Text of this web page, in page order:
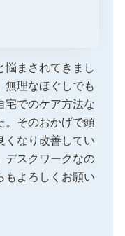
悩まされてきまし
無理なほぐしでも
宅でのケア方法な
。そのおかげで頭
くなり改善してい
デスクワークなの
もよろしくお願い